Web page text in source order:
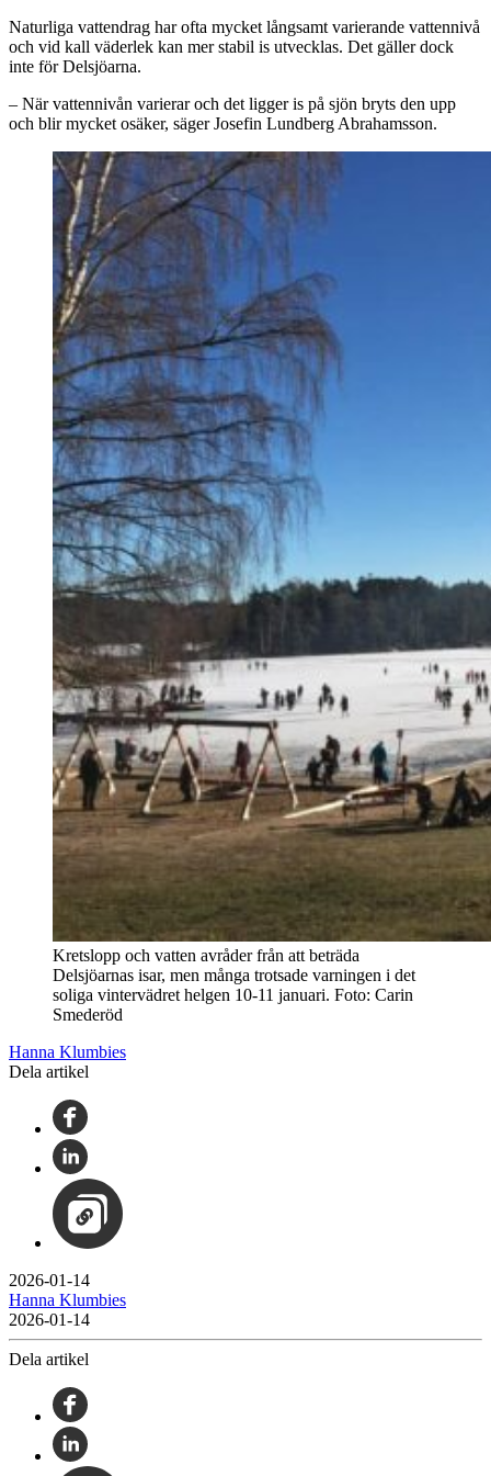
Naturliga vattendrag har ofta mycket långsamt varierande vattennivå
och vid kall väderlek kan mer stabil is utvecklas. Det gäller dock
inte för Delsjöarna.
– När vattennivån varierar och det ligger is på sjön bryts den upp
och blir mycket osäker, säger Josefin Lundberg Abrahamsson.
Kretslopp och vatten avråder från att beträda
Delsjöarnas isar, men många trotsade varningen i det
soliga vintervädret helgen 10-11 januari. Foto: Carin
Smederöd
Hanna Klumbies
Dela artikel
2026-01-14
Hanna Klumbies
2026-01-14
Dela artikel